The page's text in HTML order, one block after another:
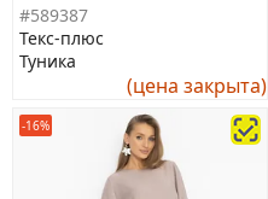
#589387
Текс-плюс
Туника
(цена закрыта)
-16%